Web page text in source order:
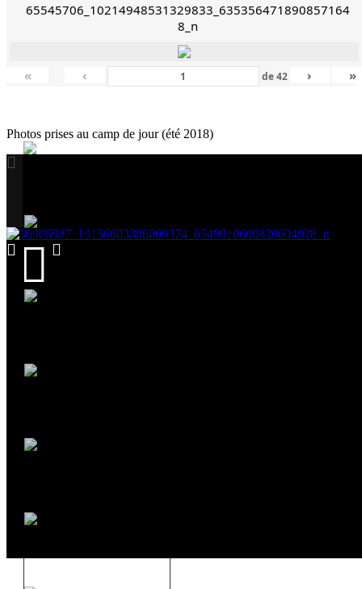
65545706_10214948531329833_635356471890857164
8_n
« ‹ de42 › »
Photos prises au camp de jour (été 2018)